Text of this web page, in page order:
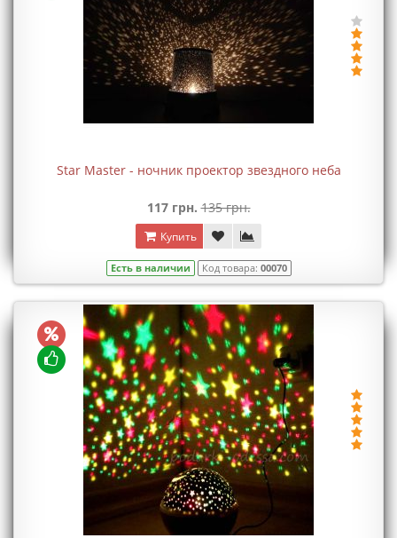
Star Master - ночник проектор звездного неба
117 грн. 135 грн.
Купить
Есть в наличии Код товара: 00070